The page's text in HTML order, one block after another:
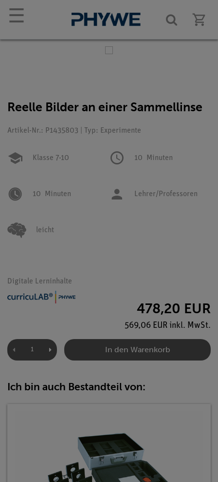
☰
Reelle Bilder an einer Sammellinse
Artikel-Nr.: P1435803 | Typ: Experimente
Klasse 7-10 10 Minuten
10 Minuten Lehrer/Professoren
leicht
Digitale Lerninhalte
478,20 EUR
569,06 EUR inkl. MwSt.
In den Warenkorb
Ich bin auch Bestandteil von: